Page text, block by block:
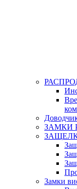
ЗАМКИ
Замки